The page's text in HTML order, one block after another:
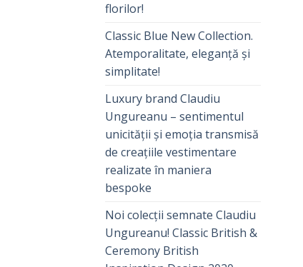
florilor!
Classic Blue New Collection.
Atemporalitate, eleganță și
simplitate!
Luxury brand Claudiu
Ungureanu – sentimentul
unicității și emoția transmisă
de creațiile vestimentare
realizate în maniera
bespoke
Noi colecții semnate Claudiu
Ungureanu! Classic British &
Ceremony British